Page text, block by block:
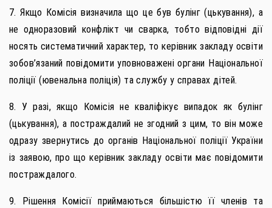
7. Якщо Комісія визначила що це був булінг (цькування), а
не одноразовий конфлікт чи сварка, тобто відповідні дії
носять систематичний характер, то керівник закладу освіти
зобов’язаний повідомити уповноважені органи Національної
поліції (ювенальна поліція) та службу у справах дітей.
8. У разі, якщо Комісія не кваліфікує випадок як булінг
(цькування), а постраждалий не згодний з цим, то він може
одразу звернутись до органів Національної поліції України
із заявою, про що керівник закладу освіти має повідомити
постраждалого.
9. Рішення Комісії приймаються більшістю її членів та